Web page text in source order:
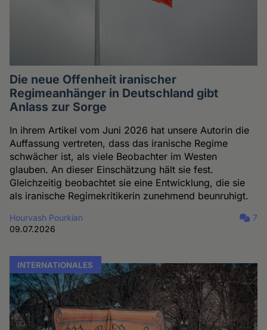
Die neue Offenheit iranischer
Regimeanhänger in Deutschland gibt
Anlass zur Sorge
In ihrem Artikel vom Juni 2026 hat unsere Autorin die
Auffassung vertreten, dass das iranische Regime
schwächer ist, als viele Beobachter im Westen
glauben. An dieser Einschätzung hält sie fest.
Gleichzeitig beobachtet sie eine Entwicklung, die sie
als iranische Regimekritikerin zunehmend beunruhigt.
Hourvash Pourkian
09.07.2026
7
INTERNATIONALES